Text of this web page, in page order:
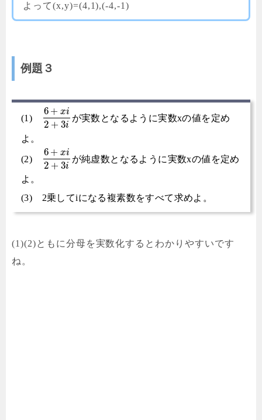
よって(x,y)=(4,1),(-4,-1)
例題３
(1)
6 + xi
2 + 3i
が実数となるように実数xの値を定め
よ。
(2)
6 + xi
2 + 3i
が純虚数となるように実数xの値を定め
よ。
(3) 2乗してiになる複素数をすべて求めよ。
(1)(2)ともに分母を実数化するとわかりやすいです
ね。